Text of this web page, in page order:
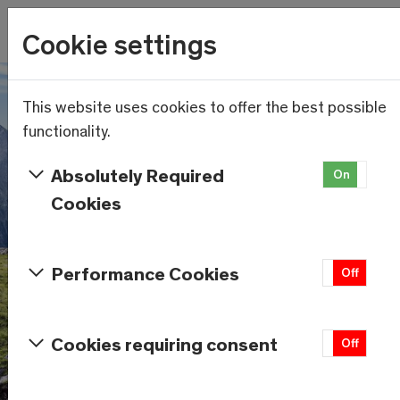
Skip to main content
13.8°C
Wetter
Cookie settings
This website uses cookies to offer the best possible
functionality.
Absolutely Required
Cookies
On
Performance Cookies Off
Cookies requiring consent Off